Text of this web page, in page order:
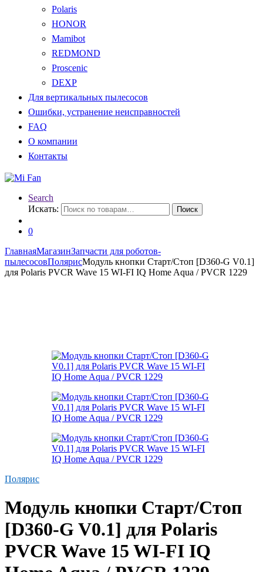
Polaris
HONOR
Mamibot
REDMOND
Proscenic
DEXP
Для вертикальных пылесосов
Ошибки, устранение неисправностей
FAQ
О компании
Контакты
Search
Искать:
Поиск
0
ГлавнаяМагазинЗапчасти для роботов-
пылесосовПолярисМодуль кнопки Старт/Стоп [D360-G V0.1]
для Polaris PVCR Wave 15 WI-FI IQ Home Aqua / PVCR 1229
Полярис
Модуль кнопки Старт/Стоп
[D360-G V0.1] для Polaris
PVCR Wave 15 WI-FI IQ